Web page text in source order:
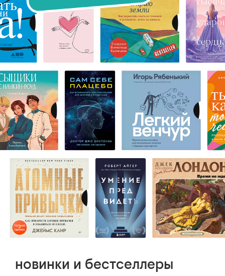
новинки и бестселлеры